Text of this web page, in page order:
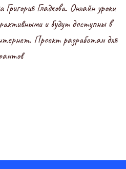
Гладкова. Онлайн уроки
и будут доступны в
Проект разработан для